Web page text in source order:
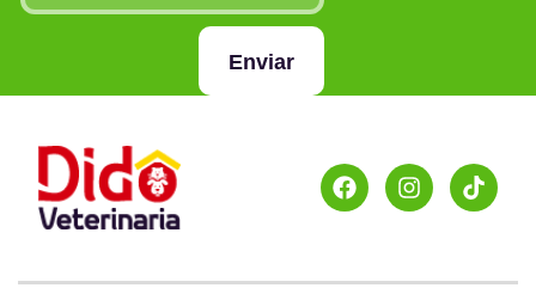
Enviar